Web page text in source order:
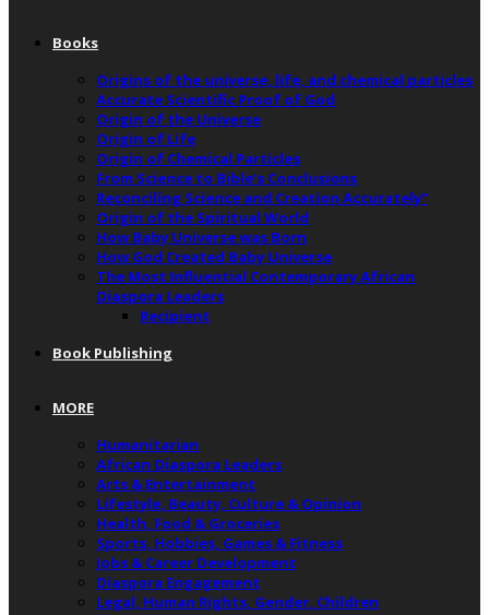
Books
Origins of the universe, life, and chemical particles
Accurate Scientific Proof of God
Origin of the Universe
Origin of Life
Origin of Chemical Particles
From Science to Bible’s Conclusions
Reconciling Science and Creation Accurately”
Origin of the Spiritual World
How Baby Universe was Born
How God Created Baby Universe
The Most Influential Contemporary African
Diaspora Leaders
Recipient
Book Publishing
MORE
Humanitarian
African Diaspora Leaders
Arts & Entertainment
Lifestyle, Beauty, Culture & Opinion
Health, Food & Groceries
Sports, Hobbies, Games & Fitness
Jobs & Career Development
Diaspora Engagement
Legal, Human Rights, Gender, Children